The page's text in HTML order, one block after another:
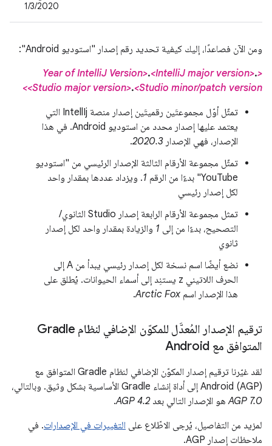
1/3/2020
ومن الآن فصاعدًا، إليك كيفية تحديد رقم إصدار "استوديو Android":
<Year of IntelliJ Version>
.<IntelliJ major version>.
<Studio major version>.<Studio minor/patch version>
تمثّل أوّل مجموعتَين رقميتَين إصدار منصة IntellIj التي
يعتمد عليها إصدار محدد من استوديو Android. في هذا
الإصدار، فهي الإصدار 2020.3
.
تمثّل مجموعة الأرقام الثالثة الإصدار الرئيسي من "استوديو
YouTube" بدءًا من الرقم
1. ويزداد عددها بمقدار واحد
لكل إصدار رئيسي
تمثل مجموعة الأرقام الرابعة إصدار Studio الثانوي/
التصحيح، بدءًا من إلى 1 والزيادة بمقدار واحد لكل إصدار
ثانوي
نضع أيضًا اسم نسخة لكل إصدار رئيسي يبدأ من A إلى
الحرف اللاتيني z يستنِد إلى أسماء الحيوانات. يُطلق على
هذا الإصدار اسم Arctic Fox
.
ترقيم الإصدار المُعدَّل للمكوّن الإضافي لنظام Gradle
المتوافق مع Android
لقد غيّرنا ترقيم إصدار المكوّن الإضافي لنظام Gradle المتوافق مع
Android (AGP) إلى أداة إنشاء Gradle الأساسية بشكل وثيق. وبالتالي،
AGP 7.0هو الإصدار التالي بعدAGP 4.2
.
لمزيد من التفاصيل، يُرجى الاطّلاع على التغييرات في الإصدارات. في
ملاحظات إصدار AGP.